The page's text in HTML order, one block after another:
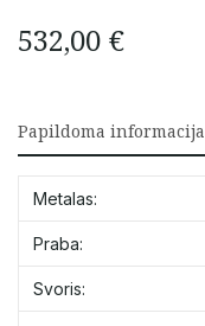
532,00 €
Papildoma informacija
Metalas:
Praba:
Svoris: